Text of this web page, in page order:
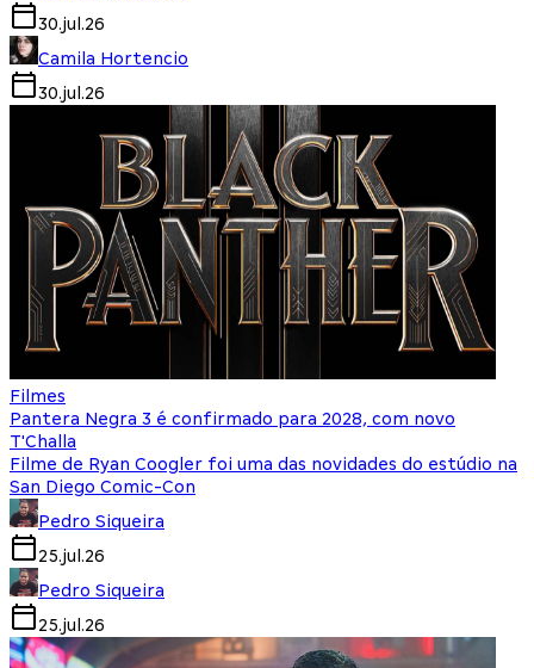
30.jul.26
Camila Hortencio
30.jul.26
Filmes
Pantera Negra 3 é confirmado para 2028, com novo
T'Challa
Filme de Ryan Coogler foi uma das novidades do estúdio na
San Diego Comic-Con
Pedro Siqueira
25.jul.26
Pedro Siqueira
25.jul.26